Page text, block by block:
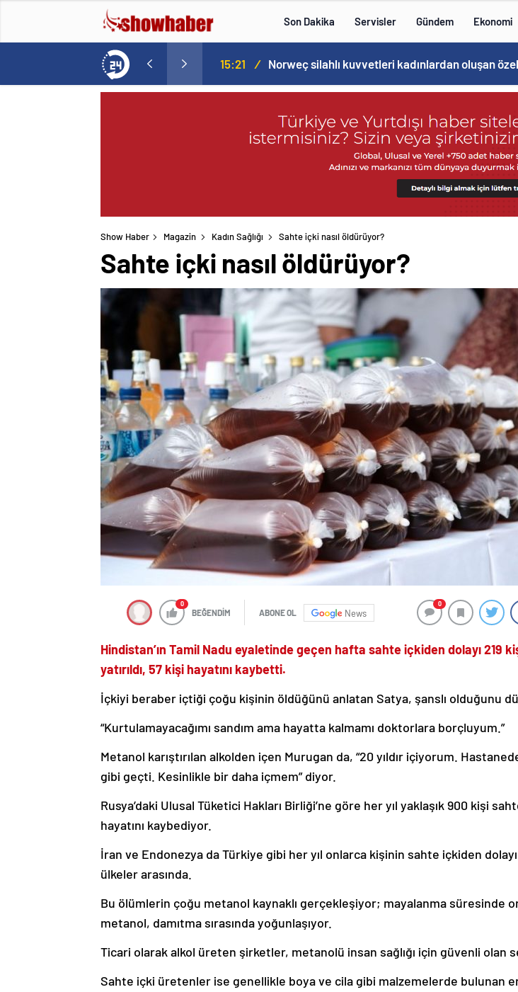
Son Dakika Servisler Gündem Ekonomi
Tam 5 futbolcu…. 15:21 /
Show Haber Magazin Kadın Sağlığı Sahte içki nasıl öldürüyor?
Sahte içki nasıl öldürüyor?
0
BEĞENDİM ABONE OL News
0
Hindistan’ın Tamil Nadu eyaletinde geçen hafta sahte içkiden dolayı 219
yatırıldı, 57 kişi hayatını kaybetti.
İçkiyi beraber içtiği çoğu kişinin öldüğünü anlatan Satya, şanslı olduğunu
“Kurtulamayacağımı sandım ama hayatta kalmamı doktorlara borçluyum.”
Metanol karıştırılan alkolden içen Murugan da, “20 yıldır içiyorum.
gibi geçti. Kesinlikle bir daha içmem” diyor.
Rusya’daki Ulusal Tüketici Hakları Birliği’ne göre her yıl yaklaşık 900 kişi
hayatını kaybediyor.
İran ve Endonezya da Türkiye gibi her yıl onlarca kişinin sahte içkiden
ülkeler arasında.
Bu ölümlerin çoğu metanol kaynaklı gerçekleşiyor; mayalanma süresinde
metanol, damıtma sırasında yoğunlaşıyor.
Ticari olarak alkol üreten şirketler, metanolü insan sağlığı için güvenli olan
Sahte içki üretenler ise genellikle boya ve cila gibi malzemelerde bulunan